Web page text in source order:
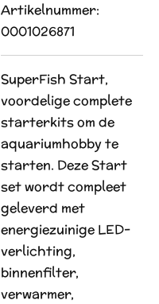
Artikelnummer:
0001026871
SuperFish Start,
voordelige complete
starterkits om de
aquarium­hobby te
starten. Deze Start
set wordt compleet
geleverd met
energiezuinige LED-
verlichting,
binnenfilter,
verwarmer,